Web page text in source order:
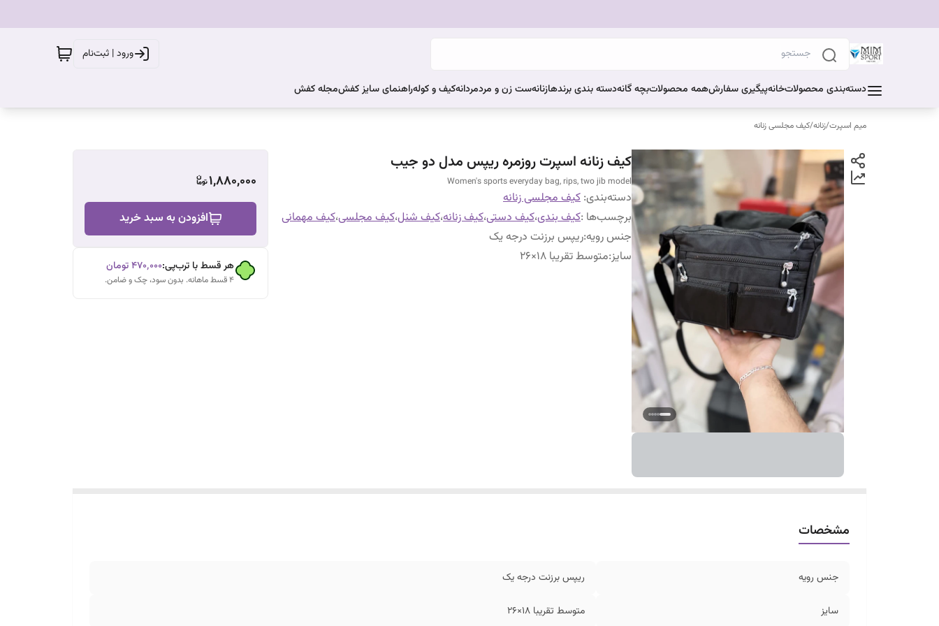
ورود | ثبت‌نام
دسته‌بندی محصولاتخانهپیگیری سفارشهمه محصولاتبچه گانهدسته بندی برندهازنانهست زن و مردمردانهکیف و کولهراهنمای سایز کفشمجله کفش
میم اسپرت/زنانه/کیف مجلسی زنانه
کیف زنانه اسپرت روزمره ریپس مدل دو جیب
Women's sports everyday bag, rips, two jib model
دسته‌بندی: کیف مجلسی زنانه
برچسب‌ها :کیف بندی،کیف دستی،کیف زنانه،کیف شنل،کیف مجلسی،کیف مهمانی
جنس رویه:ریپس برزنت درجه یک
سایز:متوسط تقریبا 18×26
1,880,000
افزودن به سبد خرید
هر قسط با ترب‌پی:۴۷۰٬۰۰۰تومان
۴ قسط ماهانه. بدون سود، چک و ضامن.
مشخصات
جنس رویه ریپس برزنت درجه یک
سایز متوسط تقریبا 18×26